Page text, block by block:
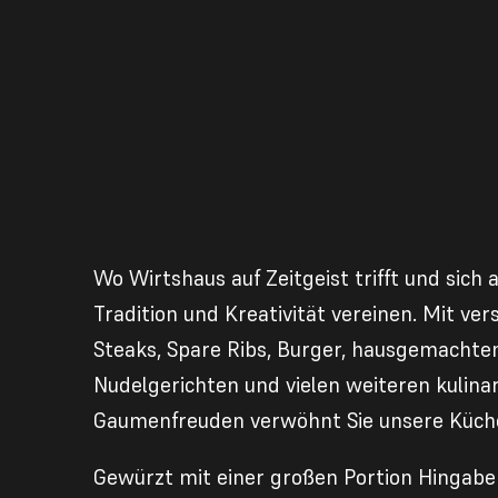
Wo Wirtshaus auf Zeitgeist trifft und sich
Tradition und Kreativität vereinen. Mit
Steaks, Spare Ribs, Burger,
Nudelgerichten und vielen weiteren
Gaumenfreuden verwöhnt Sie unsere
Gewürzt mit einer großen Portion